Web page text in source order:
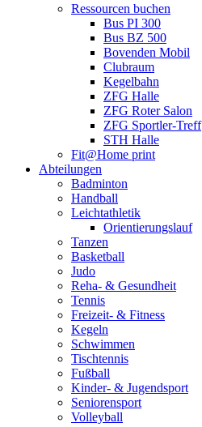
Ressourcen buchen
Bus PI 300
Bus BZ 500
Bovenden Mobil
Clubraum
Kegelbahn
ZFG Halle
ZFG Roter Salon
ZFG Sportler-Treff
STH Halle
Fit@Home print
Abteilungen
Badminton
Handball
Leichtathletik
Orientierungslauf
Tanzen
Basketball
Judo
Reha- & Gesundheit
Tennis
Freizeit- & Fitness
Kegeln
Schwimmen
Tischtennis
Fußball
Kinder- & Jugendsport
Seniorensport
Volleyball